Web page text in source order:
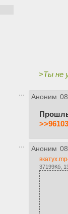
>Ты не
Аноним
Аноним
37199Кб,